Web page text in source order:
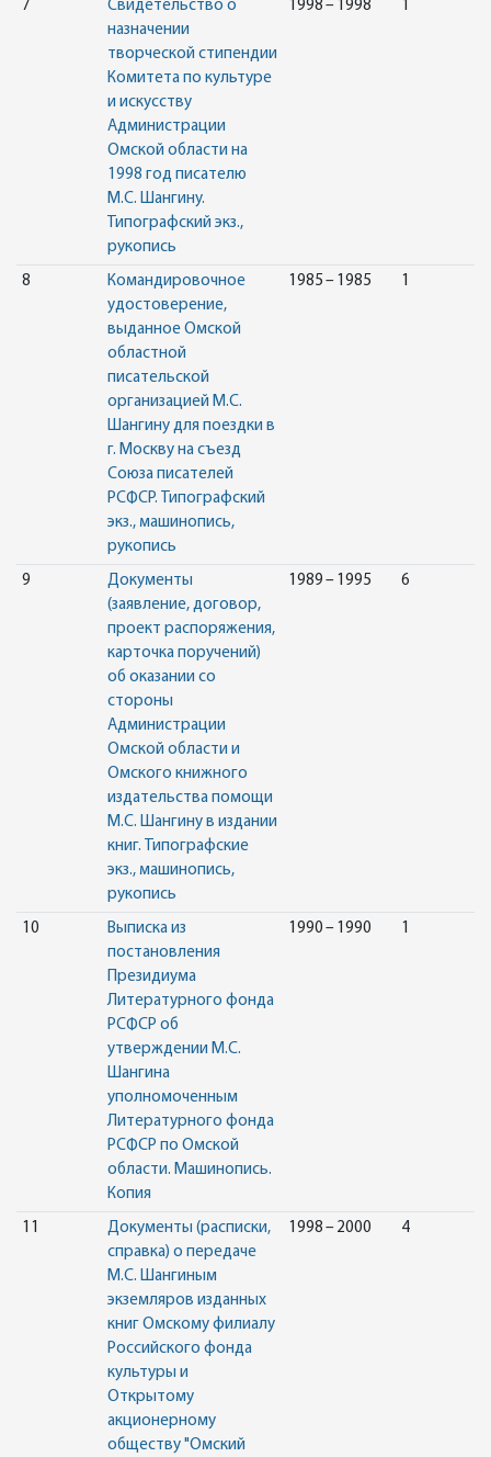
7
Свидетельство о
назначении
творческой стипендии
Комитета по культуре
и искусству
Администрации
Омской области на
1998 год писателю
М.С. Шангину.
Типографский экз.,
рукопись
1998 – 1998 1
8
Командировочное
удостоверение,
выданное Омской
областной
писательской
организацией М.С.
Шангину для поездки в
г. Москву на съезд
Союза писателей
РСФСР. Типографский
экз., машинопись,
рукопись
1985 – 1985 1
9
Документы
(заявление, договор,
проект распоряжения,
карточка поручений)
об оказании со
стороны
Администрации
Омской области и
Омского книжного
издательства помощи
М.С. Шангину в издании
книг. Типографские
экз., машинопись,
рукопись
1989 – 1995 6
10
Выписка из
постановления
Президиума
Литературного фонда
РСФСР об
утверждении М.С.
Шангина
уполномоченным
Литературного фонда
РСФСР по Омской
области. Машинопись.
Копия
1990 – 1990 1
11
Документы (расписки,
справка) о передаче
М.С. Шангиным
экземляров изданных
книг Омскому филиалу
Российского фонда
культуры и
Открытому
акционерному
обществу "Омский
1998 – 2000 4